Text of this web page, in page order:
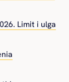
Limit i ulga